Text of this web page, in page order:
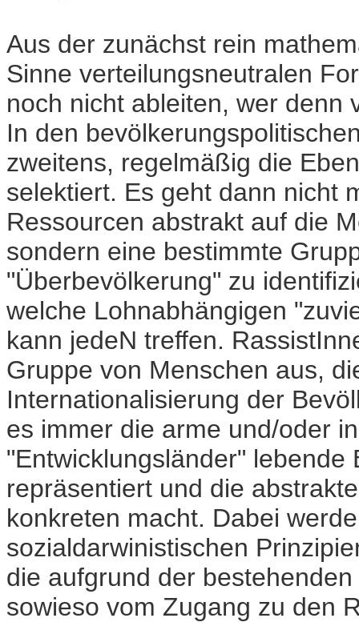
Aus der zunächst rein
Sinne verteilungsneutralen
noch nicht ableiten, wer denn
In den
zweitens, regelmäßig die
selektiert. Es geht dann nicht
Ressourcen abstrakt auf die
sondern eine bestimmte
"Überbevölkerung" zu
welche Lohnabhängigen
kann jedeN treffen.
Gruppe von Menschen aus,
Internationalisierung der
es immer die arme und/oder
"Entwicklungsländer"
repräsentiert und die
konkreten macht. Dabei
sozialdarwinistischen
die aufgrund der
sowieso vom Zugang zu den